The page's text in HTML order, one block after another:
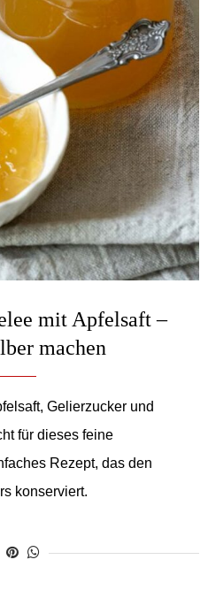
mit Apfelsaft –
machen
Gelierzucker und
für dieses feine
Rezept, das den
konserviert.